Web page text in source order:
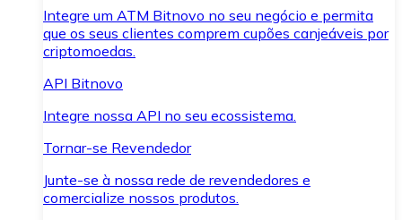
Integre um ATM Bitnovo no seu negócio e permita
que os seus clientes comprem cupões canjeáveis por
criptomoedas.
API Bitnovo
Integre nossa API no seu ecossistema.
Tornar-se Revendedor
Junte-se à nossa rede de revendedores e
comercialize nossos produtos.